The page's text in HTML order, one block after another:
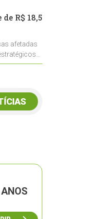
R$ 18,5
afetadas